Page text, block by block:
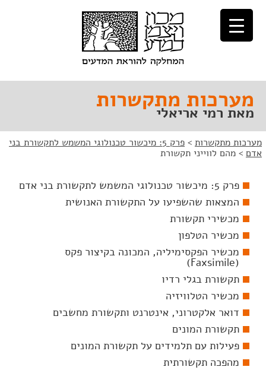
לתוכן
לניווט
מערכות מתקשרות
מאת רמי אריאלי
מערכות מתקשרות >
פרק 5: מיכשור טכנולוגי המשמש לתקשורת בני
אדם > מהם לווייני תקשורת
פרק 5: מיכשור טכנולוגי המשמש לתקשורת בני אדם
המצאות שהשפיעו על התקשורת האנושית
מכשירי תקשורת
מכשיר הטלפון
מכשיר הפקסימיליה, המכונה בקיצור פקס
(Faxsimile)
תקשורת בגלי רדיו
מכשיר הטלוויזיה
דואר אלקטרוני, אינטרנט ותקשורת מחשבים
תקשורת המונים
פעילות עם תלמידים על תקשורת המונים
מהפכה תקשורתית